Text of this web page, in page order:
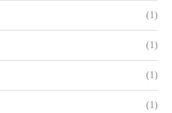
(1)
(1)
(1)
(1)